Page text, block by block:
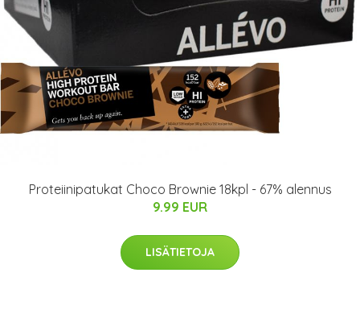
Proteiinipatukat Choco Brownie 18kpl - 67% alennus
9.99 EUR
LISÄTIETOJA